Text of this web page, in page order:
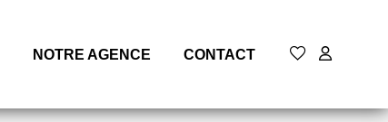
NOTRE AGENCE CONTACT